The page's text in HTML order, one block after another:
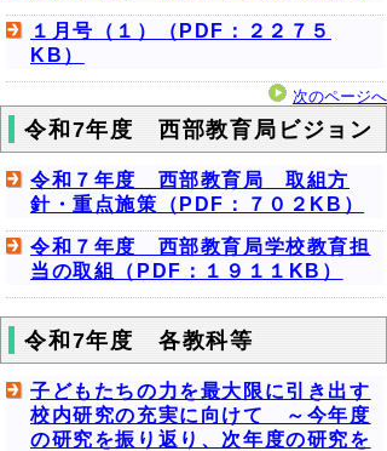
１月号（１）（PDF：２２７５
KB）
次のページへ
令和7年度 西部教育局ビジョン
令和７年度 西部教育局 取組方
針・重点施策（PDF：７０２KB）
令和７年度 西部教育局学校教育担
当の取組（PDF：１９１１KB）
令和7年度 各教科等
子どもたちの力を最大限に引き出す
校内研究の充実に向けて ～今年度
の研究を振り返り、次年度の研究を